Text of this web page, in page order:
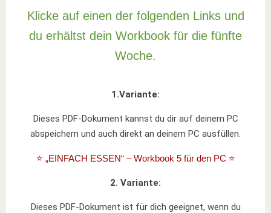
Klicke auf einen der folgenden Links und
du erhältst dein Workbook für die fünfte
Woche.
1.Variante:
Dieses PDF-Dokument kannst du dir auf deinem PC
abspeichern und auch direkt an deinem PC ausfüllen.
⭐️ „EINFACH ESSEN“ – Workbook 5 für den PC ⭐️
2. Variante:
Dieses PDF-Dokument ist für dich geeignet, wenn du